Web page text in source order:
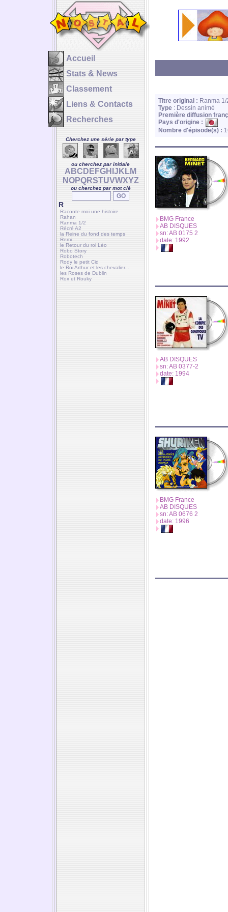
Accueil
Stats & News
Classement
Liens & Contacts
Recherches
Cherchez une série par type
ou cherchez par initiale
A BC D E FGH J K LM
NOPQRSTUVWXYZ
ou cherchez par mot clé
R
Raconte moi une histoire
Rahan
Ranma 1/2
Récré A2
la Reine du fond des temps
Remi
le Retour du roi Léo
Robo Story
Robotech
Rody le petit Cid
le Roi Arthur et les chevalier...
les Roses de Dublin
Rox et Rouky
Titre original : Ranma
Type : Dessin animé
Première diffusion
Pays d'origine :
Nombre d'épisode(s) :
BMG France
AB DISQUES
sn: AB 0175 2
date: 1992
AB DISQUES
sn: AB 0377-2
date: 1994
BMG France
AB DISQUES
sn: AB 0676 2
date: 1996